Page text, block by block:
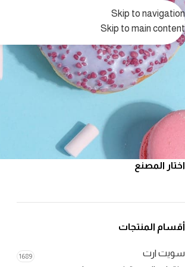
Skip to navigation
Skip to main content
اختار المصنع
أقسام المنتجات
سويت ارت 1689